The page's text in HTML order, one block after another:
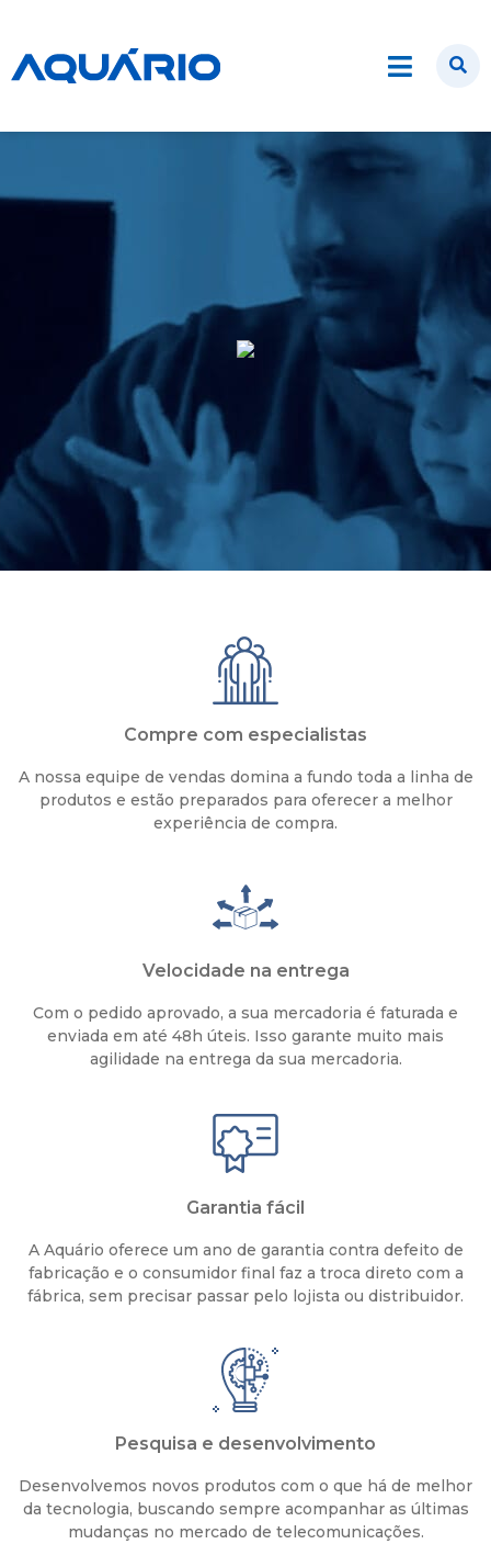
Compre com especialistas
A nossa equipe de vendas domina a fundo toda a linha de
produtos e estão preparados para oferecer a melhor
experiência de compra.
Velocidade na entrega
Com o pedido aprovado, a sua mercadoria é faturada e
enviada em até 48h úteis. Isso garante muito mais
agilidade na entrega da sua mercadoria.
Garantia fácil
A Aquário oferece um ano de garantia contra defeito de
fabricação e o consumidor final faz a troca direto com a
fábrica, sem precisar passar pelo lojista ou distribuidor.
Pesquisa e desenvolvimento
Desenvolvemos novos produtos com o que há de melhor
da tecnologia, buscando sempre acompanhar as últimas
mudanças no mercado de telecomunicações.